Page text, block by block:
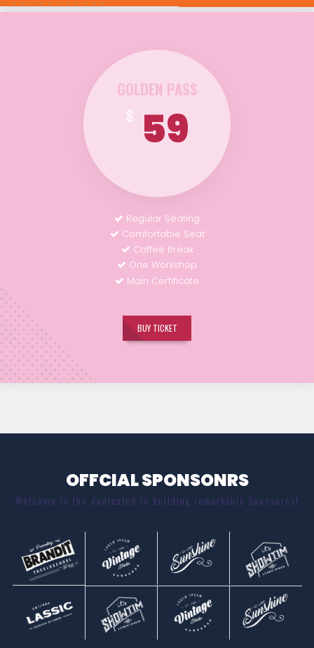
GOLDEN PASS
$ 59
Regular Seating
Comfortable Seat
Coffee Break
One Workshop
Main Certificate
BUY TICKET
OFFCIAL SPONSONRS
Welcome to the dedicated to building remarkable Sponsores!